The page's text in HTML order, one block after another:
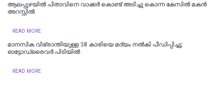
ആലപ്പുഴയിൽ പിതാവിനെ വാക്കർ കൊണ്ട് അടിച്ചു കൊന്ന കേസിൽ മകൻ
അറസ്റ്റിൽ
READ MORE
മാനസിക വിഭ്രാന്തിയുള്ള 58 കാരിയെ മദ്യം നൽകി പീഡിപ്പിച്ചു;
ഓട്ടോ‍ഡ്രൈവർ പിടിയിൽ
READ MORE